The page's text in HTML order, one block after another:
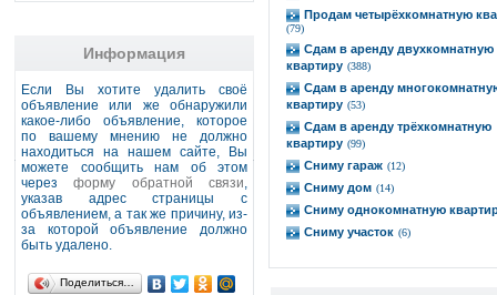
Информация
Если Вы хотите удалить своё
объявление или же обнаружили
какое-либо объявление, которое
по вашему мнению не должно
находиться на нашем сайте, Вы
можете сообщить нам об этом
черезформу обратной связи,
указав адрес страницы с
объявлением, а так же причину, из-
за которой объявление должно
быть удалено.
Поделиться…
Продам четырёхкомнатную
(79)
Сдам в аренду двухкомнатную
квартиру (388)
Сдам в аренду
квартиру (53)
Сдам в аренду трёхкомнатную
квартиру (99)
Сниму гараж (12)
Сниму дом (14)
Сниму однокомнатную
Сниму участок (6)